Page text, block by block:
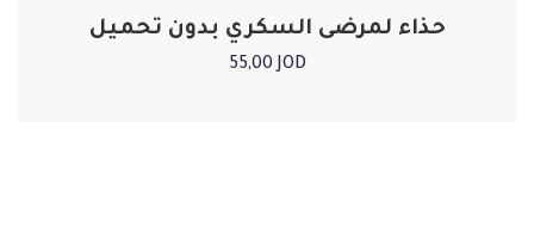
حذاء لمرضى السكري بدون تحميل
55,00JOD